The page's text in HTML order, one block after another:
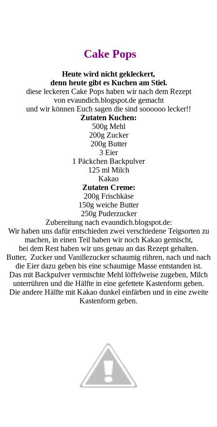
Cake Pops
Heute wird nicht gekleckert,
denn heute gibt es Kuchen am Stiel.
diese leckeren Cake Pops haben wir nach dem Rezept
von evaundich.blogspot.de gemacht
und wir können Euch sagen die sind soooooo lecker!!
Zutaten Kuchen:
500g Mehl
200g Zucker
200g Butter
3 Eier
1 Päckchen Backpulver
125 ml Milch
Kakao
Zutaten Creme:
200g Frischkäse
150g weiche Butter
250g Puderzucker
Zubereitung nach evaundich.blogspot.de:
Wir haben uns dafür entschieden zwei verschiedene Teigsorten zu
machen, in einen Teil haben wir noch Kakao gemischt,
bei dem Rest haben wir uns genau an das Rezept gehalten.
Butter, Zucker und Vanillezucker schaumig rühren, nach und nach
die Eier dazu geben bis eine schaumige Masse entstanden ist.
Das mit Backpulver vermischte Mehl löffelweise zugeben, Milch
unterrühren und die Hälfte in eine gefettete Kastenform geben.
Die andere Hälfte mit Kakao dunkel einfärben und in eine zweite
Kastenform geben.